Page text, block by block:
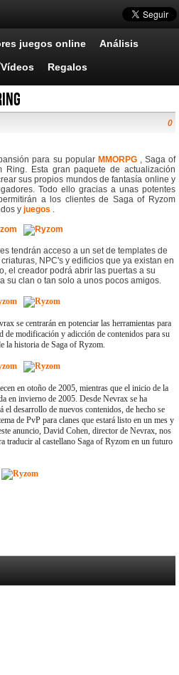
juegos online Análisis
Vídeos Regalos
0
para su popular MMORPG, Saga of
Ring. Esta gran paquete de actualización
sus propios mundos de fantasía online y
Todo ello gracias a unas potentes
a los clientes de Saga of Ryzom
y juegos .
tendrán acceso a un set de templates de
NPC's y edificios que ya existan en
el creador podrá abrir las puertas a su
su clan o tan solo a unos pocos amigos.
se centrarán en potenciar las herramientas para
de modificación y adicción de contenidos para su
la historia de Saga of Ryzom.
en otoño de 2005, mientras que el inicio de la
en invierno de 2005. Desde Nevrax se ha
el desarrollo de nuevos contenidos, de hecho se
de PvP para clanes que estará listo en un mes y
anuncio, David Cohen, director de Nevrax, nos
traducir al castellano Saga of Ryzom en un futuro